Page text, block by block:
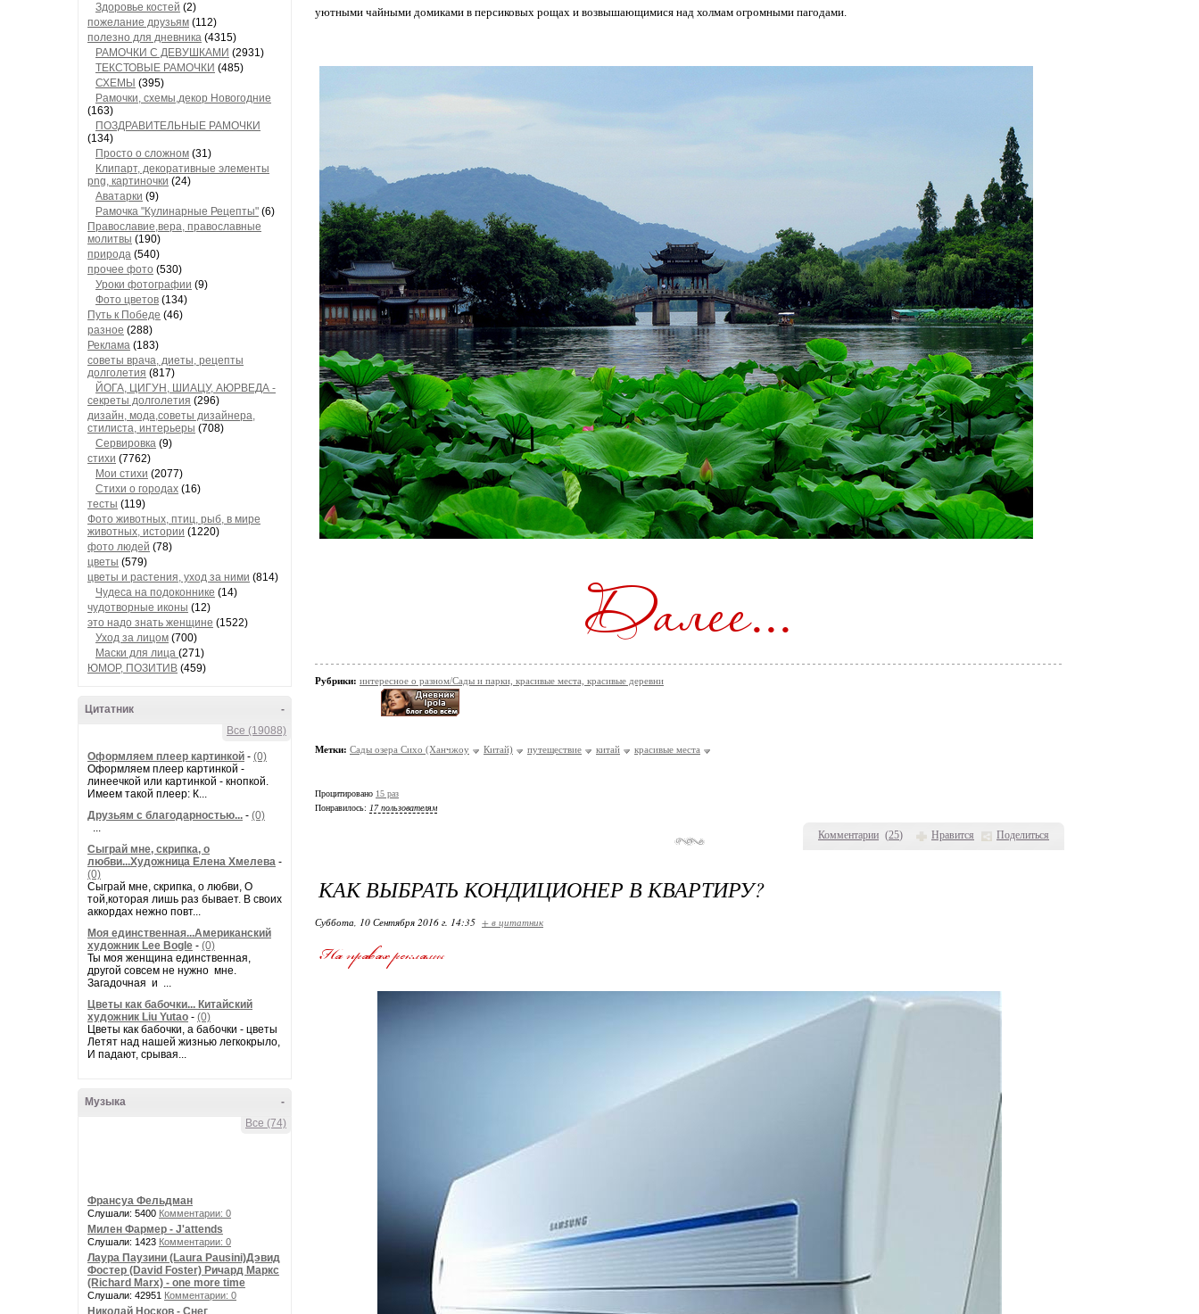
Здоровье костей (2)
пожелание друзьям (112)
полезно для дневника (4315)
РАМОЧКИ С ДЕВУШКАМИ (2931)
ТЕКСТОВЫЕ РАМОЧКИ (485)
СХЕМЫ (395)
Рамочки, схемы,декор Новогодние
(163)
ПОЗДРАВИТЕЛЬНЫЕ РАМОЧКИ
(134)
Просто о сложном (31)
Клипарт, декоративные элементы
png, картиночки (24)
Аватарки (9)
Рамочка "Кулинарные Рецепты" (6)
Православие,вера, православные
молитвы (190)
природа (540)
прочее фото (530)
Уроки фотографии (9)
Фото цветов (134)
Путь к Победе (46)
разное (288)
Реклама (183)
советы врача, диеты, рецепты
долголетия (817)
ЙОГА, ЦИГУН, ШИАЦУ, АЮРВЕДА -
секреты долголетия (296)
дизайн, мода,советы дизайнера,
стилиста, интерьеры (708)
Сервировка (9)
стихи (7762)
Мои стихи (2077)
Стихи о городах (16)
тесты (119)
Фото животных, птиц, рыб, в мире
животных, истории (1220)
фото людей (78)
цветы (579)
цветы и растения, уход за ними (814)
Чудеса на подоконнике (14)
чудотворные иконы (12)
это надо знать женщине (1522)
Уход за лицом (700)
Маски для лица (271)
ЮМОР, ПОЗИТИВ (459)
-
Цитатник
Все (19088)
Оформляем плеер картинкой - (0)
Оформляем плеер картинкой -
линеечкой или картинкой - кнопкой.
Имеем такой плеер: К...
Друзьям с благодарностью... - (0)
...
Сыграй мне, скрипка, о
любви...Художница Елена Хмелева -
(0)
Сыграй мне, скрипка, о любви, О
той,которая лишь раз бывает. В своих
аккордах нежно повт...
Моя единственная...Американский
художник Lee Bogle - (0)
Ты моя женщина единственная,
другой совсем не нужно мне.
Загадочная и ...
Цветы как бабочки... Китайский
художник Liu Yutao - (0)
Цветы как бабочки, а бабочки - цветы
Летят над нашей жизнью легкокрыло,
И падают, срывая...
-
Музыка
Все (74)
Франсуа Фельдман
Слушали: 5400 Комментарии: 0
Милен Фармер - J'attends
Слушали: 1423 Комментарии: 0
Лаура Паузини (Laura Pausini)Дэвид
Фостер (David Foster) Ричард Маркс
(Richard Marx) - one more time
Слушали: 42951 Комментарии: 0
Николай Носков - Снег
Комментарии (25) Нравится Поделиться
уютными чайными домиками в персиковых рощах и возвышающимися над холмам огромными пагодами.
Рубрики: интересное о разном/Сады и парки, красивые места, красивые деревни
Метки: Сады озера Сихо (Ханчжоу Китай) путеществие китай красивые места
Процитировано 15 раз
Понравилось: 17 пользователям
КАК ВЫБРАТЬ КОНДИЦИОНЕР В КВАРТИРУ?
Суббота, 10 Сентября 2016 г. 14:35 + в цитатник